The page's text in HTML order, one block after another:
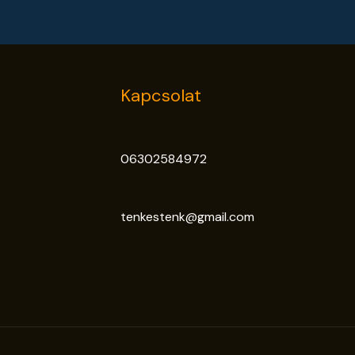
Kapcsolat
06302584972
tenkestenk@gmail.com